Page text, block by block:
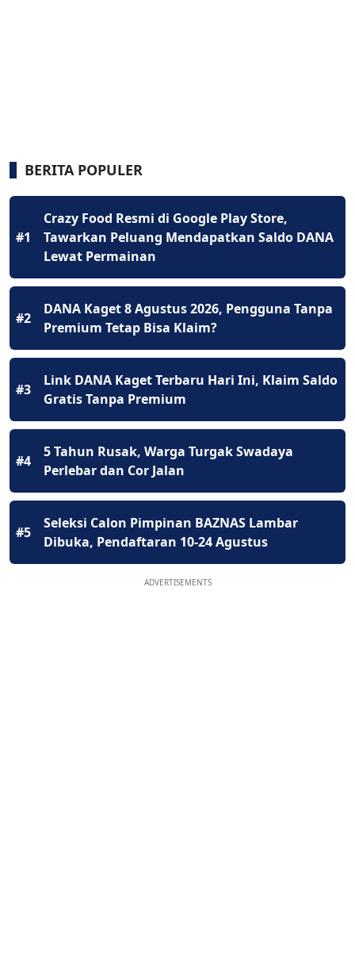
BERITA POPULER
#1
Crazy Food Resmi di Google Play Store,
Tawarkan Peluang Mendapatkan Saldo DANA
Lewat Permainan
#2
DANA Kaget 8 Agustus 2026, Pengguna Tanpa
Premium Tetap Bisa Klaim?
#3
Link DANA Kaget Terbaru Hari Ini, Klaim Saldo
Gratis Tanpa Premium
#4
5 Tahun Rusak, Warga Turgak Swadaya
Perlebar dan Cor Jalan
#5
Seleksi Calon Pimpinan BAZNAS Lambar
Dibuka, Pendaftaran 10-24 Agustus
ADVERTISEMENTS